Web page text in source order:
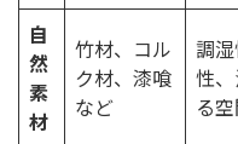
自
然
素
材
竹材、コル
ク材、漆喰
など
調
性
る